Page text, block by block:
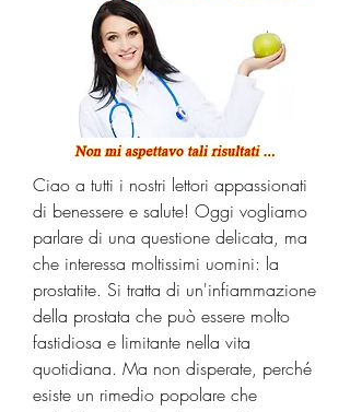
Ciao a tutti i nostri lettori appassionati
di benessere e salute! Oggi vogliamo
parlare di una questione delicata, ma
che interessa moltissimi uomini: la
prostatite. Si tratta di un'infiammazione
della prostata che può essere molto
fastidiosa e limitante nella vita
quotidiana. Ma non disperate, perché
esiste un rimedio popolare che